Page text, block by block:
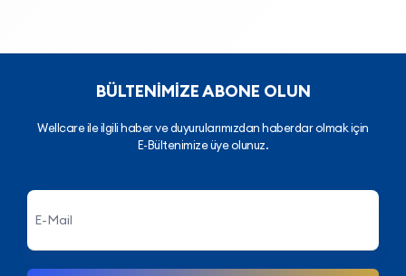
katkıda bulunur.
BÜLTENİMİZE ABONE OLUN
Wellcare ile ilgili haber ve duyurularımızdan haberdar olmak için
E-Bültenimize üye olunuz.